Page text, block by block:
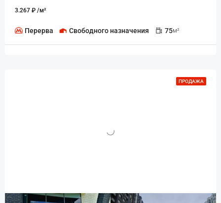
3.267 ₽ /м²
Перерва Свободного назначения 75м²
ПРОДАЖА